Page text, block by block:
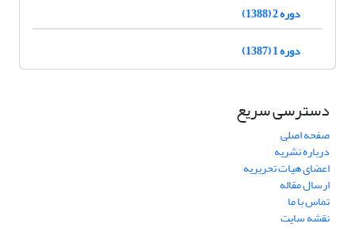
دوره 2 (1388)
دوره 1 (1387)
دسترسی سریع
صفحه اصلی
درباره نشریه
اعضای هیات تحریریه
ارسال مقاله
تماس با ما
نقشه سایت